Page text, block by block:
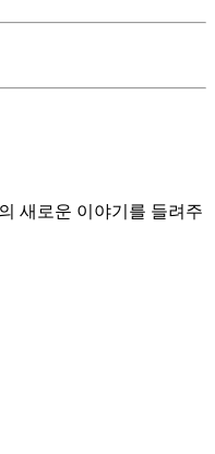
새로운 이야기를 들려주